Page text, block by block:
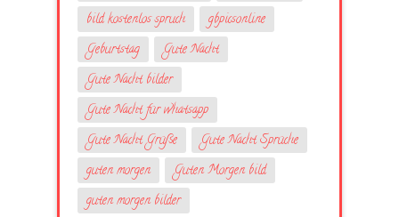
bild kostenlos spruch
gbpicsonline
Geburtstag
Gute Nacht
Gute Nacht bilder
Gute Nacht für whatsapp
Gute Nacht Grüße
Gute Nacht Sprüche
guten morgen
Guten Morgen bild
guten morgen bilder